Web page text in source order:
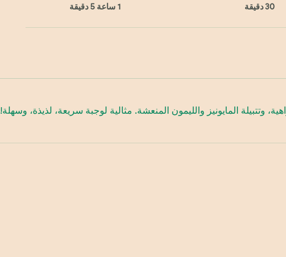
30 دقيقة
1 ساعة 5 دقيقة
المايونيز والليمون المنعشة. مثالية لوجبة سريعة، لذيذة، وسهلة!